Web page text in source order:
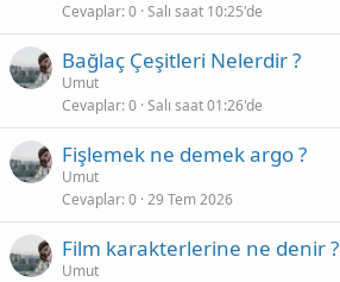
Cevaplar 0 Salı saat 10:25'de
Bağlaç Çeşitleri Nelerdir ?
Umut
Cevaplar 0 Salı saat 01:26'de
Fişlemek ne demek argo ?
Umut
Cevaplar 0 29 Tem 2026
Film karakterlerine ne denir ?
Umut